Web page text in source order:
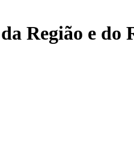
Região e do